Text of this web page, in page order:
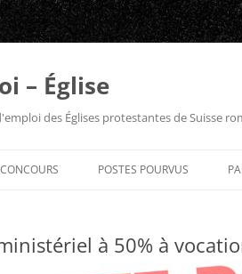
– Église
des Églises protestantes de Suisse
POSTES POURVUS
à 50% à